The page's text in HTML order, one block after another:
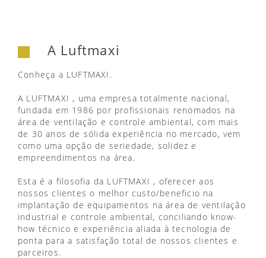
A Luftmaxi
Conheça a LUFTMAXI.
A LUFTMAXI , uma empresa totalmente nacional,
fundada em 1986 por profissionais renomados na
área de ventilação e controle ambiental, com mais
de 30 anos de sólida experiência no mercado, vem
como uma opção de seriedade, solidez e
empreendimentos na área.
Esta é a filosofia da LUFTMAXI , oferecer aos
nossos clientes o melhor custo/beneficio na
implantação de equipamentos na área de ventilação
industrial e controle ambiental, conciliando know-
how técnico e experiência aliada à tecnologia de
ponta para a satisfação total de nossos clientes e
parceiros.